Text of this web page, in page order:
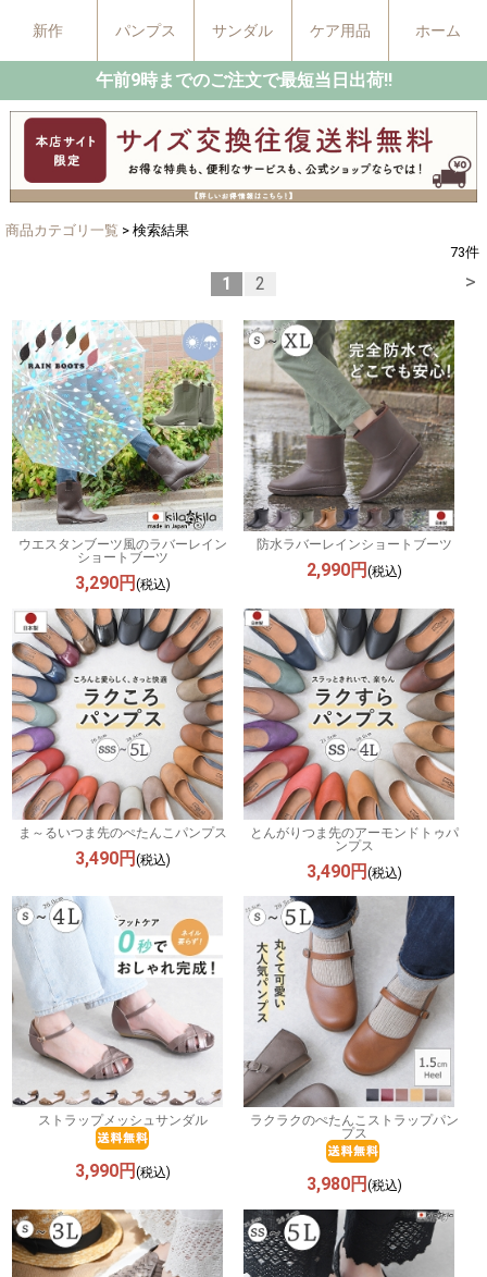
新作 パンプス サンダル ケア用品 ホーム
午前9時までのご注文で最短当日出荷!!
商品カテゴリ一覧 > 検索結果
73件
>
1 2
ウエスタンブーツ風のラバーレイン
ショートブーツ
3,290円(税込)
防水ラバーレインショートブーツ
2,990円 (税込)
ま～るいつま先のぺたんこパンプス
3,490円(税込)
とんがりつま先のアーモンドトゥパ
ンプス
3,490円 (税込)
ストラップメッシュサンダル
3,990円(税込)
ラクラクのぺたんこストラップパン
プス
3,980円 (税込)